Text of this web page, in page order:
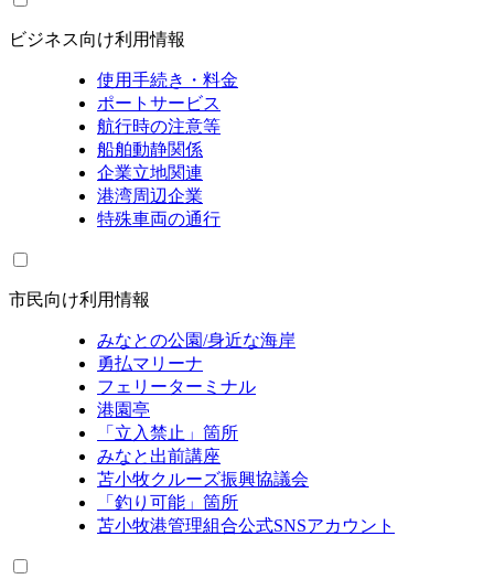
ビジネス向け利用情報
使用手続き・料金
ポートサービス
航行時の注意等
船舶動静関係
企業立地関連
港湾周辺企業
特殊車両の通行
市民向け利用情報
みなとの公園/身近な海岸
勇払マリーナ
フェリーターミナル
港園亭
「立入禁止」箇所
みなと出前講座
苫小牧クルーズ振興協議会
「釣り可能」箇所
苫小牧港管理組合公式SNSアカウント